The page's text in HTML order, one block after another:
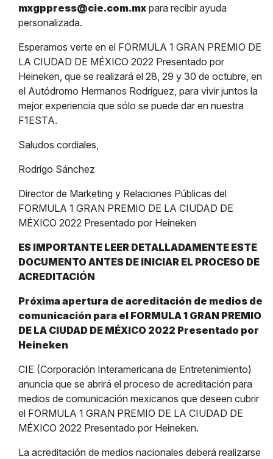
mxgppress@cie.com.mx para recibir ayuda
personalizada.
Esperamos verte en el FORMULA 1 GRAN PREMIO DE
LA CIUDAD DE MÉXICO 2022 Presentado por
Heineken, que se realizará el 28, 29 y 30 de octubre, en
el Autódromo Hermanos Rodríguez, para vivir juntos la
mejor experiencia que sólo se puede dar en nuestra
F1ESTA.
Saludos cordiales,
Rodrigo Sánchez
Director de Marketing y Relaciones Públicas del
FORMULA 1 GRAN PREMIO DE LA CIUDAD DE
MÉXICO 2022 Presentado por Heineken
ES IMPORTANTE LEER DETALLADAMENTE ESTE
DOCUMENTO ANTES DE INICIAR EL PROCESO DE
ACREDITACIÓN
Próxima apertura de acreditación de medios de
comunicación para el FORMULA 1 GRAN PREMIO
DE LA CIUDAD DE MÉXICO 2022 Presentado por
Heineken
CIE (Corporación Interamericana de Entretenimiento)
anuncia que se abrirá el proceso de acreditación para
medios de comunicación mexicanos que deseen cubrir
el FORMULA 1 GRAN PREMIO DE LA CIUDAD DE
MÉXICO 2022 Presentado por Heineken.
La acreditación de medios nacionales deberá realizarse